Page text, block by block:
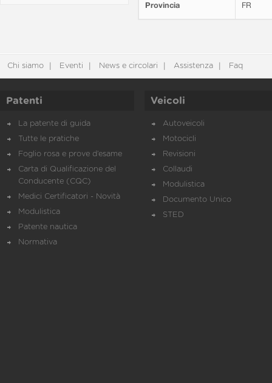
Provincia FR
Chi siamo Eventi News e circolari Assistenza Faq
Patenti
La patente di guida
Tutte le pratiche
Foglio rosa e prove d’esame
Carta di Qualificazione del
Conducente (CQC)
Medici Certificatori - Novità
Modulistica
Patente nautica
Normativa
Veicoli
Autoveicoli
Motocicli
Revisioni
Collaudi
Modulistica
Documento Unico
STED